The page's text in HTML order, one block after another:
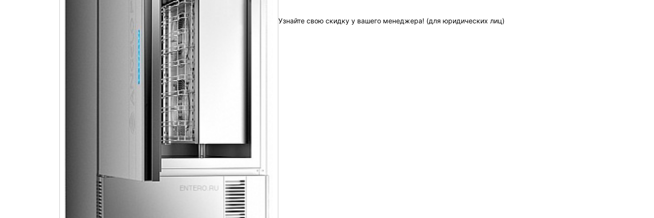
Узнайте свою скидку у вашего менеджера! (для юридических лиц)